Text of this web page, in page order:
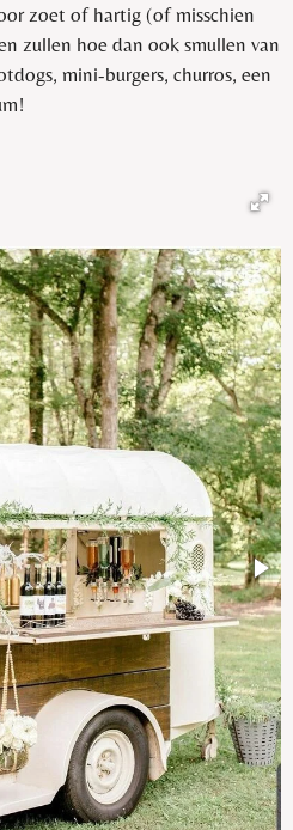
zoet of hartig (of misschien
zullen hoe dan ook smullen van
mini-burgers, churros, een